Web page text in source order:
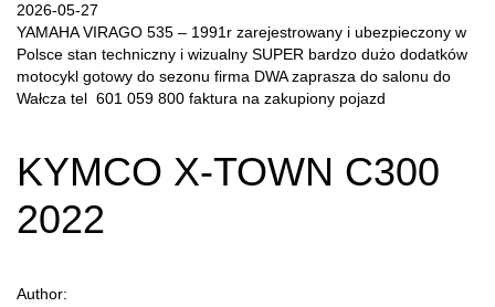
2026-05-27
YAMAHA VIRAGO 535 – 1991r zarejestrowany i ubezpieczony w
Polsce stan techniczny i wizualny SUPER bardzo dużo dodatków
motocykl gotowy do sezonu firma DWA zaprasza do salonu do
Wałcza tel 601 059 800 faktura na zakupiony pojazd
KYMCO X-TOWN C300
2022
Author: